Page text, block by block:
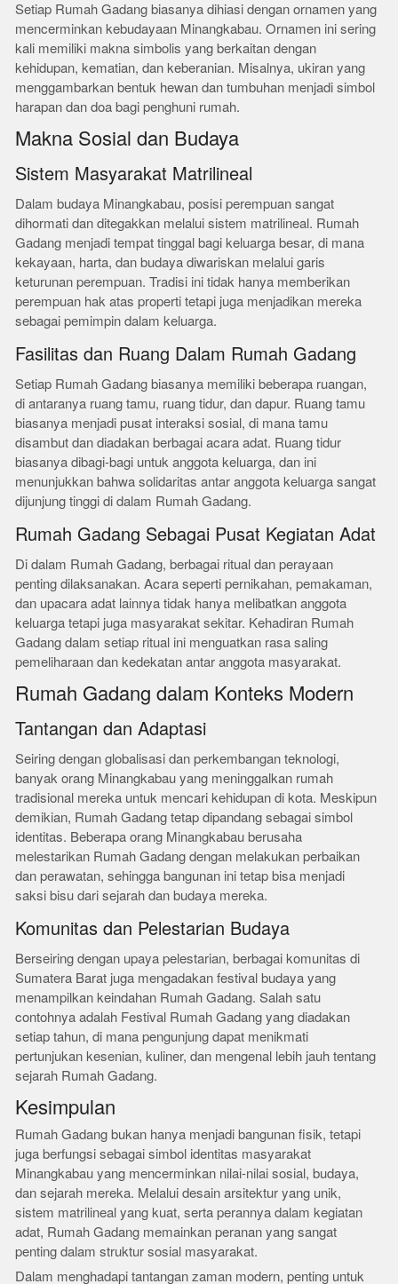
Setiap Rumah Gadang biasanya dihiasi dengan ornamen yang
mencerminkan kebudayaan Minangkabau. Ornamen ini sering
kali memiliki makna simbolis yang berkaitan dengan
kehidupan, kematian, dan keberanian. Misalnya, ukiran yang
menggambarkan bentuk hewan dan tumbuhan menjadi simbol
harapan dan doa bagi penghuni rumah.
Makna Sosial dan Budaya
Sistem Masyarakat Matrilineal
Dalam budaya Minangkabau, posisi perempuan sangat
dihormati dan ditegakkan melalui sistem matrilineal. Rumah
Gadang menjadi tempat tinggal bagi keluarga besar, di mana
kekayaan, harta, dan budaya diwariskan melalui garis
keturunan perempuan. Tradisi ini tidak hanya memberikan
perempuan hak atas properti tetapi juga menjadikan mereka
sebagai pemimpin dalam keluarga.
Fasilitas dan Ruang Dalam Rumah Gadang
Setiap Rumah Gadang biasanya memiliki beberapa ruangan,
di antaranya ruang tamu, ruang tidur, dan dapur. Ruang tamu
biasanya menjadi pusat interaksi sosial, di mana tamu
disambut dan diadakan berbagai acara adat. Ruang tidur
biasanya dibagi-bagi untuk anggota keluarga, dan ini
menunjukkan bahwa solidaritas antar anggota keluarga sangat
dijunjung tinggi di dalam Rumah Gadang.
Rumah Gadang Sebagai Pusat Kegiatan Adat
Di dalam Rumah Gadang, berbagai ritual dan perayaan
penting dilaksanakan. Acara seperti pernikahan, pemakaman,
dan upacara adat lainnya tidak hanya melibatkan anggota
keluarga tetapi juga masyarakat sekitar. Kehadiran Rumah
Gadang dalam setiap ritual ini menguatkan rasa saling
pemeliharaan dan kedekatan antar anggota masyarakat.
Rumah Gadang dalam Konteks Modern
Tantangan dan Adaptasi
Seiring dengan globalisasi dan perkembangan teknologi,
banyak orang Minangkabau yang meninggalkan rumah
tradisional mereka untuk mencari kehidupan di kota. Meskipun
demikian, Rumah Gadang tetap dipandang sebagai simbol
identitas. Beberapa orang Minangkabau berusaha
melestarikan Rumah Gadang dengan melakukan perbaikan
dan perawatan, sehingga bangunan ini tetap bisa menjadi
saksi bisu dari sejarah dan budaya mereka.
Komunitas dan Pelestarian Budaya
Berseiring dengan upaya pelestarian, berbagai komunitas di
Sumatera Barat juga mengadakan festival budaya yang
menampilkan keindahan Rumah Gadang. Salah satu
contohnya adalah Festival Rumah Gadang yang diadakan
setiap tahun, di mana pengunjung dapat menikmati
pertunjukan kesenian, kuliner, dan mengenal lebih jauh tentang
sejarah Rumah Gadang.
Kesimpulan
Rumah Gadang bukan hanya menjadi bangunan fisik, tetapi
juga berfungsi sebagai simbol identitas masyarakat
Minangkabau yang mencerminkan nilai-nilai sosial, budaya,
dan sejarah mereka. Melalui desain arsitektur yang unik,
sistem matrilineal yang kuat, serta perannya dalam kegiatan
adat, Rumah Gadang memainkan peranan yang sangat
penting dalam struktur sosial masyarakat.
Dalam menghadapi tantangan zaman modern, penting untuk